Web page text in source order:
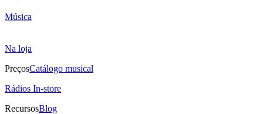
Música
Na loja
PreçosCatálogo musical
Rádios In-store
RecursosBlog